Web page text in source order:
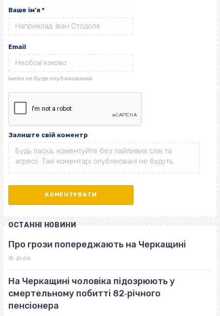
Ваше ім'я *
Email
Залиште свій коментр
ОСТАННІ НОВИНИ
Про грози попереджають на Черкащині
21:00
На Черкащині чоловіка підозрюють у
смертельному побитті 82‐річного
пенсіонера